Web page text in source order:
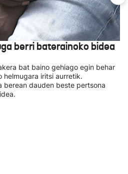
berri baterainoko bidea
bat baino gehiago egin behar
helmugara iritsi aurretik.
berean dauden beste pertsona